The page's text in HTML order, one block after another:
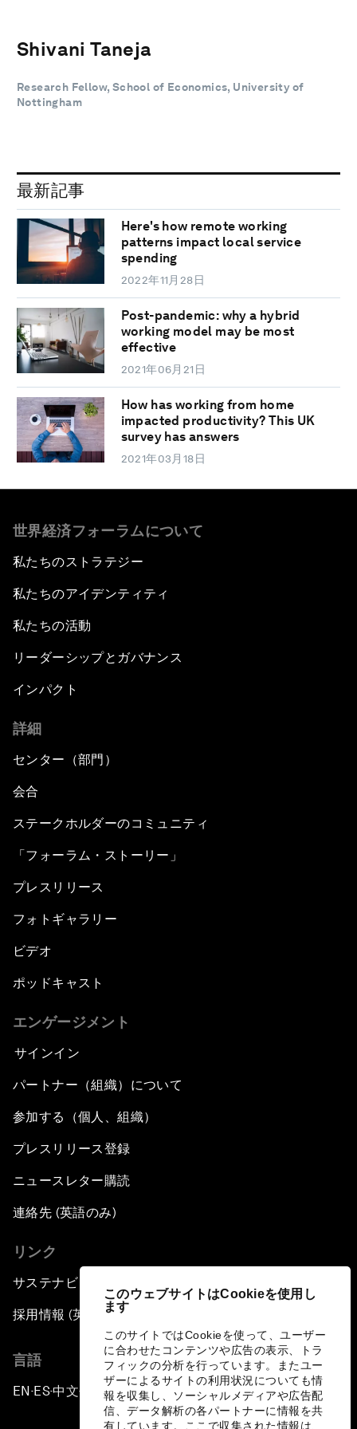
このウェブサイトはCookieを使用し
ます
このサイトではCookieを使って、ユーザー
に合わせたコンテンツや広告の表示、トラ
フィックの分析を行っています。またユー
ザーによるサイトの利用状況についても情
報を収集し、ソーシャルメディアや広告配
信、データ解析の各パートナーに情報を共
有しています。ここで収集された情報は、
Shivani Taneja
Research Fellow, School of Economics, University of
Nottingham
最新記事
Here's how remote working
patterns impact local service
spending
2022年11月28日
Post-pandemic: why a hybrid
working model may be most
effective
2021年06月21日
How has working from home
impacted productivity? This UK
survey has answers
2021年03月18日
世界経済フォーラムについて
私たちのストラテジー
私たちのアイデンティティ
私たちの活動
リーダーシップとガバナンス
インパクト
詳細
センター（部門）
会合
ステークホルダーのコミュニティ
「フォーラム・ストーリー」
プレスリリース
フォトギャラリー
ビデオ
ポッドキャスト
エンゲージメント
サインイン
パートナー（組織）について
参加する（個人、組織）
プレスリリース登録
ニュースレター購読
連絡先 (英語のみ)
リンク
サステナビリティへの取り組み
採用情報 (英語のみ)
言語
EN ▪ ES▪中文▪ 日本語